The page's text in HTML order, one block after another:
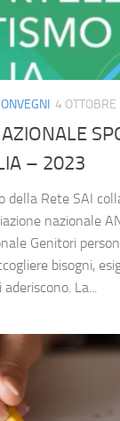
4
– 2023
della Rete SAI
nazionale
Genitori
bisogni,
La...